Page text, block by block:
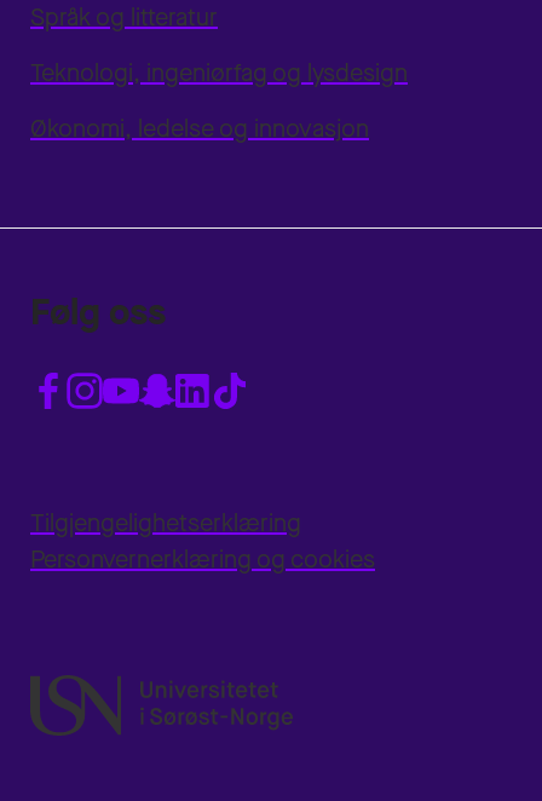
Språk og litteratur
Teknologi, ingeniørfag og lysdesign
Økonomi, ledelse og innovasjon
Følg oss
Tilgjengelighetserklæring
Personvernerklæring og cookies